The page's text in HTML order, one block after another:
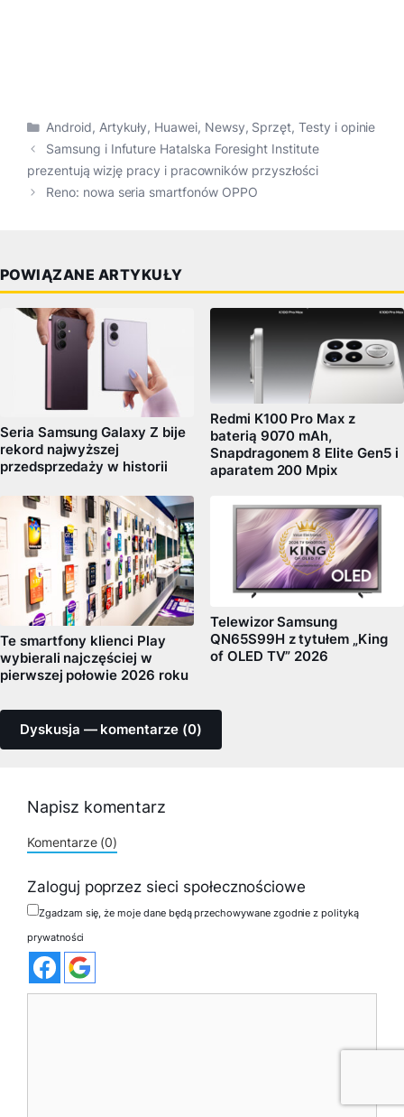
Kategorie
Android, Artykuły, Huawei, Newsy, Sprzęt,Testy i opinie
Samsung i Infuture Hatalska Foresight Institute
prezentują wizję pracy i pracowników przyszłości
Reno: nowa seria smartfonów OPPO
POWIĄZANE ARTYKUŁY
Seria Samsung Galaxy Z bije
rekord najwyższej
przedsprzedaży w historii
Redmi K100 Pro Max z
baterią 9070 mAh,
Snapdragonem 8 Elite Gen5 i
aparatem 200 Mpix
Te smartfony klienci Play
wybierali najczęściej w
pierwszej połowie 2026 roku
Telewizor Samsung
QN65S99H z tytułem „King
of OLED TV” 2026
Dyskusja — komentarze (0)
Napisz komentarz
Komentarze (0)
Zaloguj poprzez sieci społecznościowe
Zgadzam się, że moje dane będą przechowywane zgodnie z polityką
prywatności